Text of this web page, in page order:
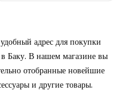
адрес для покупки
Баку. В нашем магазине вы
отобранные новейшие
и другие товары.